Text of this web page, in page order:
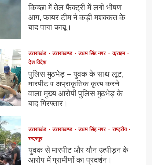
किच्छा में तेल फैक्ट्री में लगी भीषण
आग, फायर टीम ने कड़ी मशक्कत के
बाद पाया काबू।
उत्तराखंड उत्तराखण्ड उधम सिंह नगर
क्राइम
देश विदेश
पुलिस मुठभेड़ – युवक के साथ लूट,
मारपीट व अप्राकृतिक कृत्य करने
वाला मुख्य आरोपी पुलिस मुठभेड़ के
बाद गिरफ्तार।
उत्तराखंड उत्तराखण्ड उधम सिंह नगर
राष्ट्रीय
रुद्रपुर
युवक से मारपीट और यौन उत्पीड़न के
आरोप में ग्रामीणों का प्रदर्शन।